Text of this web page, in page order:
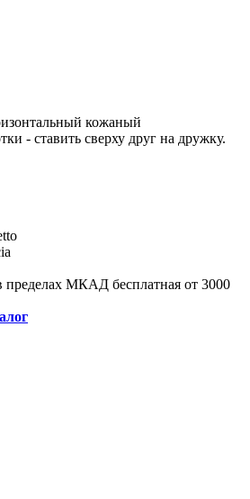
кожаный
- ставить сверху друг на дружку.
пределах МКАД бесплатная от 3000